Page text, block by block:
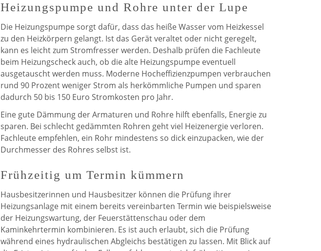
Heizungspumpe und Rohre unter der Lupe
Die Heizungspumpe sorgt dafür, dass das heiße Wasser vom Heizkessel
zu den Heizkörpern gelangt. Ist das Gerät veraltet oder nicht geregelt,
kann es leicht zum Stromfresser werden. Deshalb prüfen die Fachleute
beim Heizungscheck auch, ob die alte Heizungspumpe eventuell
ausgetauscht werden muss. Moderne Hocheffizienzpumpen verbrauchen
rund 90 Prozent weniger Strom als herkömmliche Pumpen und sparen
dadurch 50 bis 150 Euro Stromkosten pro Jahr.
Eine gute Dämmung der Armaturen und Rohre hilft ebenfalls, Energie zu
sparen. Bei schlecht gedämmten Rohren geht viel Heizenergie verloren.
Fachleute empfehlen, ein Rohr mindestens so dick einzupacken, wie der
Durchmesser des Rohres selbst ist.
Frühzeitig um Termin kümmern
Hausbesitzerinnen und Hausbesitzer können die Prüfung ihrer
Heizungsanlage mit einem bereits vereinbarten Termin wie beispielsweise
der Heizungswartung, der Feuerstättenschau oder dem
Kaminkehrtermin kombinieren. Es ist auch erlaubt, sich die Prüfung
während eines hydraulischen Abgleichs bestätigen zu lassen. Mit Blick auf